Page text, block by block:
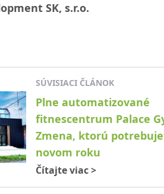
SK, s.r.o.
SÚVISIACI ČLÁNOK
Plne automatizované
fitnescentrum Palace
Zmena, ktorú
novom roku
Čítajte viac>